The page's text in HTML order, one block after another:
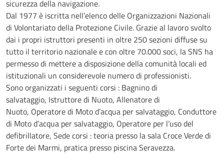
sicurezza della navigazione.
Dal 1977 è iscritta nell’elenco delle Organizzazioni Nazionali
di Volontariato della Protezione Civile. Grazie al lavoro svolto
dai i propri istruttori presenti in oltre 250 sezioni diffuse su
tutto il territorio nazionale e con oltre 70.000 soci, la SNS ha
permesso di mettere a disposizione della comunità locali ed
istituzionali un considerevole numero di professionisti.
Sono organizzati i seguenti corsi : Bagnino di
salvataggio, Istruttore di Nuoto, Allenatore di
Nuoto, Operatore di Moto d’acqua per salvataggio, Conduttore
di Moto d’acqua per salvataggio, Operatore per l’uso del
defibrillatore, Sede corsi : teoria presso la sala Croce Verde di
Forte dei Marmi, pratica presso piscina Seravezza.